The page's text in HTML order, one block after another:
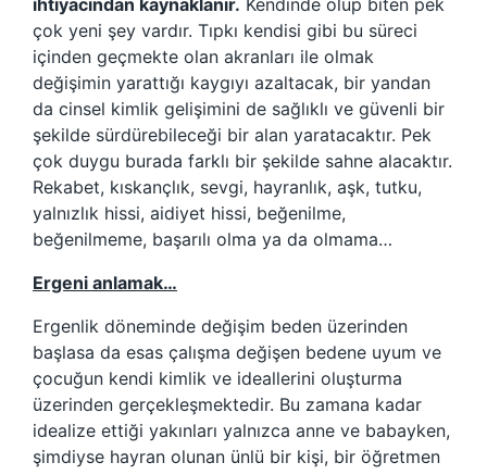
çok yeni şey vardır. Tıpkı kendisi gibi bu süreci
içinden geçmekte olan akranları ile olmak
değişimin yarattığı kaygıyı azaltacak, bir yandan
da cinsel kimlik gelişimini de sağlıklı ve güvenli bir
şekilde sürdürebileceği bir alan yaratacaktır. Pek
çok duygu burada farklı bir şekilde sahne alacaktır.
Rekabet, kıskançlık, sevgi, hayranlık, aşk, tutku,
yalnızlık hissi, aidiyet hissi, beğenilme,
beğenilmeme, başarılı olma ya da olmama…
Ergeni anlamak…
Ergenlik döneminde değişim beden üzerinden
başlasa da esas çalışma değişen bedene uyum ve
çocuğun kendi kimlik ve ideallerini oluşturma
üzerinden gerçekleşmektedir. Bu zamana kadar
idealize ettiği yakınları yalnızca anne ve babayken,
şimdiyse hayran olunan ünlü bir kişi, bir öğretmen